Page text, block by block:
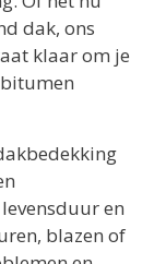
dak, ons
klaar om je
en
blazen of